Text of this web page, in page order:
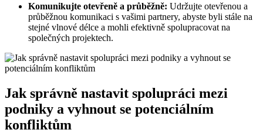
Komunikujte otevřeně a průběžně: Udržujte otevřenou a
průběžnou komunikaci s vašimi partnery, abyste byli stále na
stejné vlnové délce a mohli efektivně spolupracovat na
společných projektech.
Jak správně nastavit spolupráci mezi
podniky a vyhnout se potenciálním
konfliktům